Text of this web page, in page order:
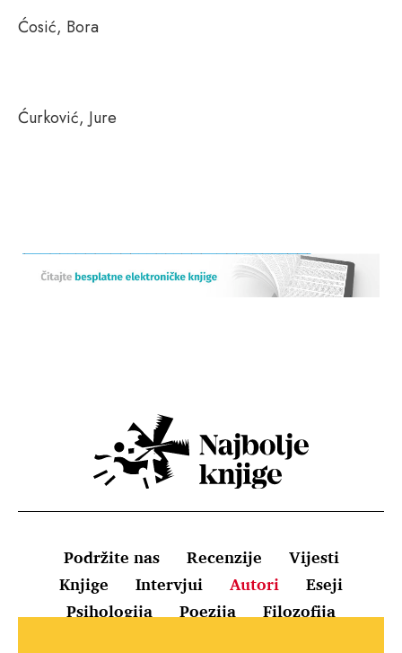
Ćosić, Bora
Ćurković, Jure
Podržite nas Recenzije
Vijesti
Knjige
Intervjui Autori
Eseji
Psihologija
Poezija Filozofija